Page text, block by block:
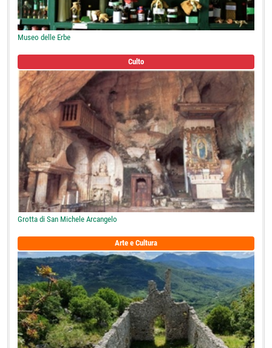
Museo delle Erbe
Culto
Grotta di San Michele Arcangelo
Arte e Cultura